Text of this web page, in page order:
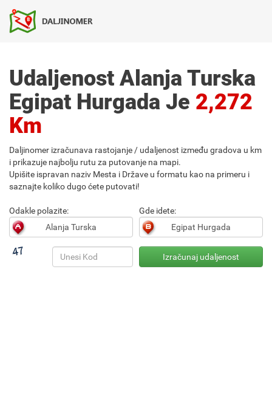
Udaljenost Alanja Turska
Egipat Hurgada Je 2,272
Km
Daljinomer izračunava rastojanje / udaljenost između gradova u km
i prikazuje najbolju rutu za putovanje na mapi.
Upišite ispravan naziv Mesta i Države u formatu kao na primeru i
saznajte koliko dugo ćete putovati!
Odakle polazite: Gde idete: